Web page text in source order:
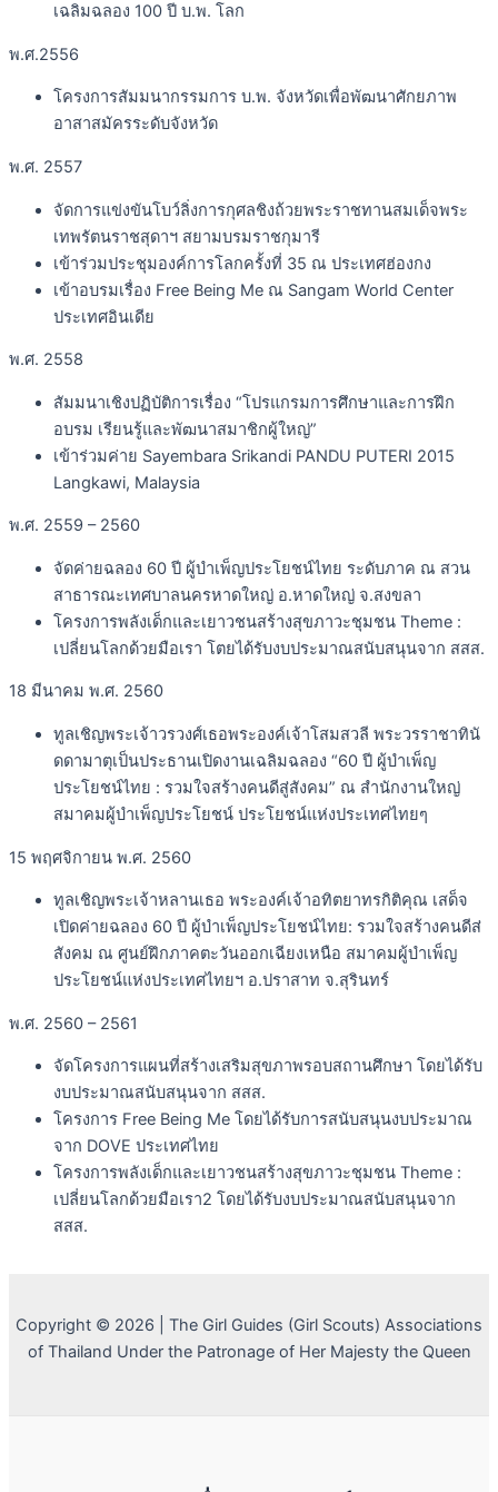
เฉลิมฉลอง 100 ปี บ.พ. โลก
พ.ศ.2556
โครงการสัมมนากรรมการ บ.พ. จังหวัดเพื่อพัฒนาศักยภาพ
อาสาสมัครระดับจังหวัด
พ.ศ. 2557
จัดการแข่งขันโบว์ลิ่งการกุศลชิงถ้วยพระราชทานสมเด็จพระ
เทพรัตนราชสุดาฯ สยามบรมราชกุมารี
เข้าร่วมประชุมองค์การโลกครั้งที่ 35 ณ ประเทศฮ่องกง
เข้าอบรมเรื่อง Free Being Me ณ Sangam World Center
ประเทศอินเดีย
พ.ศ. 2558
สัมมนาเชิงปฏิบัติการเรื่อง “โปรแกรมการศึกษาและการฝึก
อบรม เรียนรู้และพัฒนาสมาชิกผู้ใหญ่”
เข้าร่วมค่าย Sayembara Srikandi PANDU PUTERI 2015
Langkawi, Malaysia
พ.ศ. 2559 – 2560
จัดค่ายฉลอง 60 ปี ผู้บำเพ็ญประโยชน์ไทย ระดับภาค ณ สวน
สาธารณะเทศบาลนครหาดใหญ่ อ.หาดใหญ่ จ.สงขลา
โครงการพลังเด็กและเยาวชนสร้างสุขภาวะชุมชน Theme :
เปลี่ยนโลกด้วยมือเรา โตยได้รับงบประมาณสนับสนุนจาก สสส.
18 มีนาคม พ.ศ. 2560
ทูลเชิญพระเจ้าวรวงศ์เธอพระองค์เจ้าโสมสวลี พระวรราชาทินั
ดดามาตุเป็นประธานเปิดงานเฉลิมฉลอง “60 ปี ผู้บำเพ็ญ
ประโยชน์ไทย : รวมใจสร้างคนดีสู่สังคม” ณ สำนักงานใหญ่
สมาคมผู้บำเพ็ญประโยชน์ ประโยชน์แห่งประเทศไทยๆ
15 พฤศจิกายน พ.ศ. 2560
ทูลเชิญพระเจ้าหลานเธอ พระองค์เจ้าอทิตยาทรกิติคุณ เสด็จ
เปิดค่ายฉลอง 60 ปี ผู้บำเพ็ญประโยชน์ไทย: รวมใจสร้างคนดีส่
สังคม ณ ศูนย์ฝึกภาคตะวันออกเฉียงเหนือ สมาคมผู้บำเพ็ญ
ประโยชน์แห่งประเทศไทยฯ อ.ปราสาท จ.สุรินทร์
พ.ศ. 2560 – 2561
จัดโครงการแผนที่สร้างเสริมสุขภาพรอบสถานศึกษา โดยได้รับ
งบประมาณสนับสนุนจาก สสส.
โครงการ Free Being Me โดยได้รับการสนับสนุนงบประมาณ
จาก DOVE ประเทศไทย
โครงการพลังเด็กและเยาวชนสร้างสุขภาวะชุมชน Theme :
เปลี่ยนโลกด้วยมือเรา2 โดยได้รับงบประมาณสนับสนุนจาก
สสส.
Copyright © 2026 | The Girl Guides (Girl Scouts) Associations
of Thailand Under the Patronage of Her Majesty the Queen